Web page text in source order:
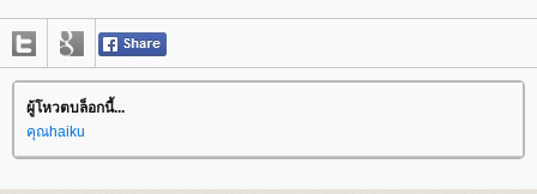
ผู้โหวตบล็อกนี้...
คุณhaiku